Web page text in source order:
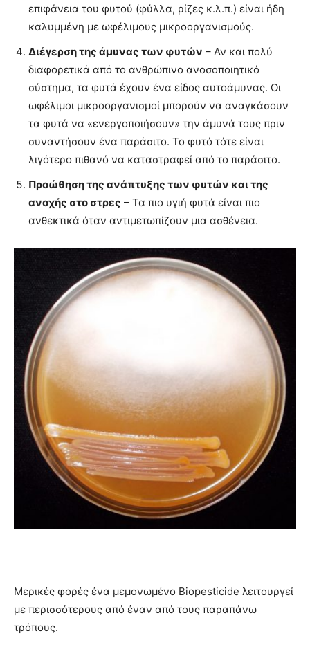
επιφάνεια του φυτού (φύλλα, ρίζες κ.λ.π.) είναι ήδη
καλυμμένη με ωφέλιμους μικροοργανισμούς.
Διέγερση της άμυνας των φυτών – Αν και πολύ
διαφορετικά από το ανθρώπινο ανοσοποιητικό
σύστημα, τα φυτά έχουν ένα είδος αυτοάμυνας. Οι
ωφέλιμοι μικροοργανισμοί μπορούν να αναγκάσουν
τα φυτά να «ενεργοποιήσουν» την άμυνά τους πριν
συναντήσουν ένα παράσιτο. Το φυτό τότε είναι
λιγότερο πιθανό να καταστραφεί από το παράσιτο.
Προώθηση της ανάπτυξης των φυτών και της
ανοχής στο στρες – Τα πιο υγιή φυτά είναι πιο
ανθεκτικά όταν αντιμετωπίζουν μια ασθένεια.
Μερικές φορές ένα μεμονωμένο Biopesticide λειτουργεί
με περισσότερους από έναν από τους παραπάνω
τρόπους.